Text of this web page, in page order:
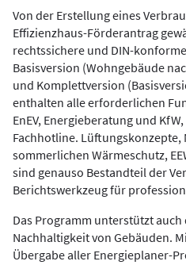
Von der Erstellung eines
Effizienzhaus-Förderantrag
rechtssichere und DIN-
Basisversion (Wohngebäude
und Komplettversion
enthalten alle erforderlichen
EnEV, Energieberatung und
Fachhotline. Lüftungskonzepte,
sommerlichen Wärmeschutz,
sind genauso Bestandteil der
Berichtswerkzeug für
Das Programm unterstützt
Nachhaltigkeit von Gebäuden.
Übergabe aller Energieplaner-